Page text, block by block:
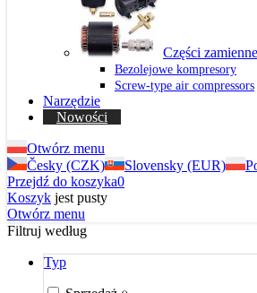
Części zamienne
Bezolejowe kompresory
Screw-type air compressors
Narzędzie
Nowości
Otwórz menu
Česky (CZK)
Slovensky (EUR)
Przejdź do koszyka0
Koszyk jest pusty
Otwórz menu
Filtruj według
Typ